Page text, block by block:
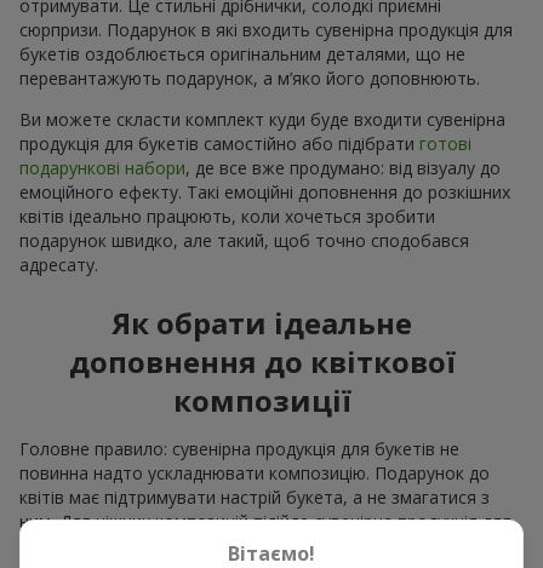
отримувати. Це стильні дрібнички, солодкі приємні
сюрпризи. Подарунок в які входить сувенірна продукція для
букетів оздоблюється оригінальним деталями, що не
перевантажують подарунок, а м’яко його доповнюють.
Ви можете скласти комплект куди буде входити сувенірна
продукція для букетів самостійно або підібрати готові
подарункові набори, де все вже продумано: від візуалу до
емоційного ефекту. Такі емоційні доповнення до розкішних
квітів ідеально працюють, коли хочеться зробити
подарунок швидко, але такий, щоб точно сподобався
адресату.
Як обрати ідеальне
доповнення до квіткової
композиції
Головне правило: сувенірна продукція для букетів не
повинна надто ускладнювати композицію. Подарунок до
квітів має підтримувати настрій букета, а не змагатися з
ним. Для ніжних композицій підійде сувенірна продукція для
букетів, як легкі символічні додатки та легкі елементи
Вітаємо!